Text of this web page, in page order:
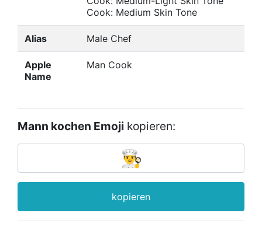
Cook: Medium Skin Tone
Alias Male Chef
Apple
Name
Man Cook
Mann kochen Emoji kopieren:
kopieren